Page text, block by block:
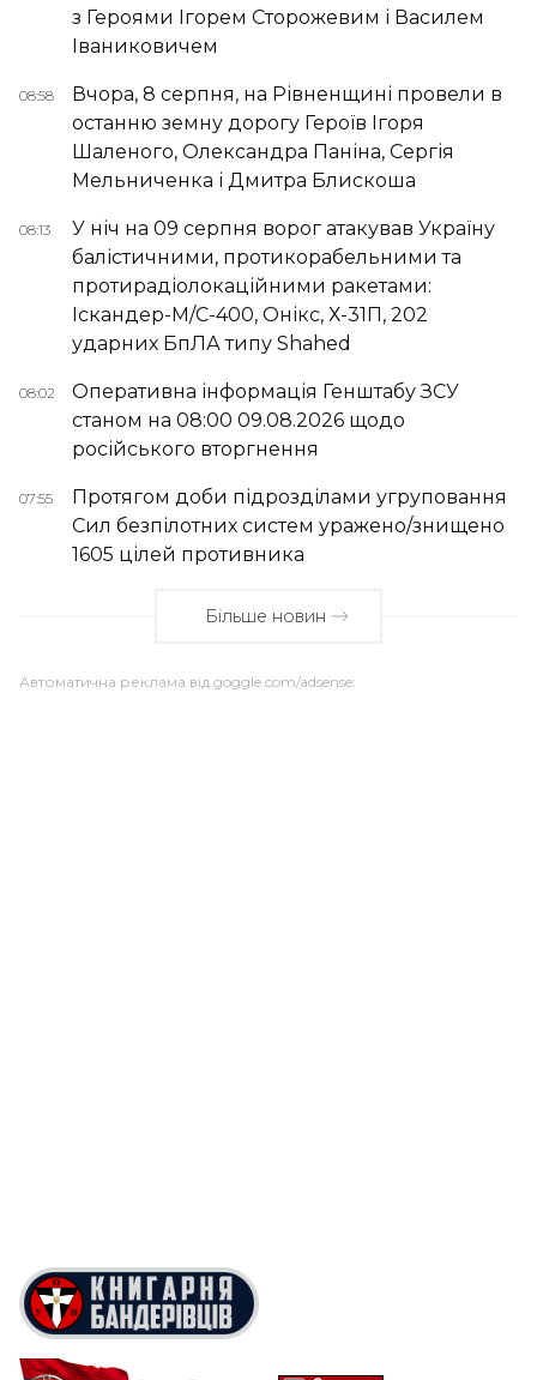
з Героями Ігорем Сторожевим і Василем
Іваниковичем
08:58
Вчора, 8 серпня, на Рівненщині провели в
останню земну дорогу Героїв Ігоря
Шаленого, Олександра Паніна, Сергія
Мельниченка і Дмитра Блискоша
08:13
У ніч на 09 серпня ворог атакував Україну
балістичними, протикорабельними та
протирадіолокаційними ракетами:
Іскандер-М/С-400, Онікс, Х-31П, 202
ударних БпЛА типу Shahed
08:02
Оперативна інформація Генштабу ЗСУ
станом на 08:00 09.08.2026 щодо
російського вторгнення
07:55
Протягом доби підрозділами угруповання
Сил безпілотних систем уражено/знищено
1605 цілей противника
Більше новин
Автоматична реклама від goggle.com/adsense: